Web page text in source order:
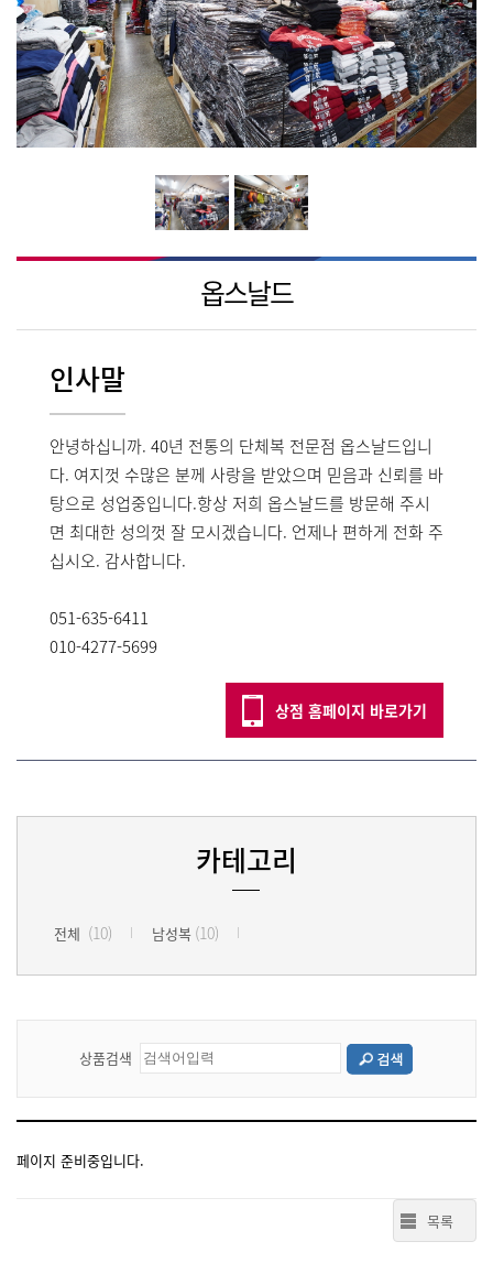
옵스날드
인사말
안녕하십니까. 40년 전통의 단체복 전문점 옵스날드입니
다. 여지껏 수많은 분께 사랑을 받았으며 믿음과 신뢰를 바
탕으로 성업중입니다.항상 저희 옵스날드를 방문해 주시
면 최대한 성의껏 잘 모시겠습니다. 언제나 편하게 전화 주
십시오. 감사합니다.
051-635-6411
010-4277-5699
상점 홈페이지 바로가기
카테고리
전체 (10) 남성복 (10)
상품검색
페이지 준비중입니다.
목록